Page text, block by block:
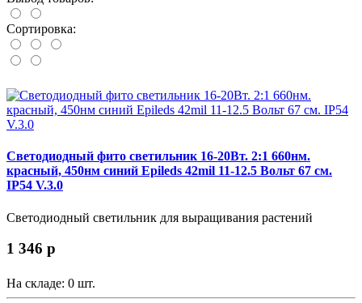
Сортировка:
Светодиодный фито светильник 16-20Вт. 2:1 660нм.
красный, 450нм синий Epileds 42mil 11-12.5 Вольт 67 см.
IP54 V.3.0
Светодиодный светильник для выращивания растений
1 346 p
На складе: 0 шт.